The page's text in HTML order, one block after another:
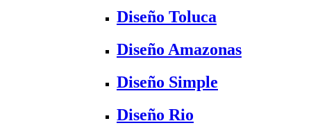
Diseño Toluca
Diseño Amazonas
Diseño Simple
Diseño Rio